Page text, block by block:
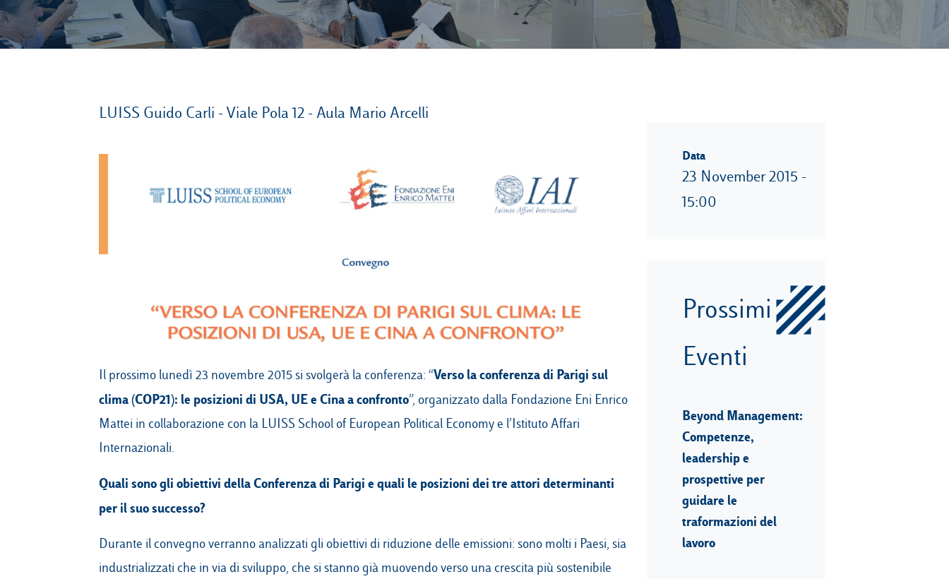
LUISS Guido Carli - Viale Pola 12 - Aula Mario Arcelli
Il prossimo lunedì 23 novembre 2015 si svolgerà la conferenza: “Verso la conferenza di Parigi sul
clima (COP21): le posizioni di USA, UE e Cina a confronto”, organizzato dalla Fondazione Eni Enrico
Mattei in collaborazione con la LUISS School of European Political Economy e l’Istituto Affari
Internazionali.
Quali sono gli obiettivi della Conferenza di Parigi e quali le posizioni dei tre attori determinanti
per il suo successo?
Durante il convegno verranno analizzati gli obiettivi di riduzione delle emissioni: sono molti i Paesi, sia
industrializzati che in via di sviluppo, che si stanno già muovendo verso una crescita più sostenibile
Data
23 November 2015 -
15:00
Prossimi
Eventi
Beyond Management:
Competenze,
leadership e
prospettive per
guidare le
traformazioni del
lavoro